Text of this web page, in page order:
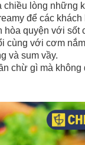
chiều lòng những
để các khách
hòa quyện với sốt
cùng với cơm
và sum vầy.
chừ gì mà không